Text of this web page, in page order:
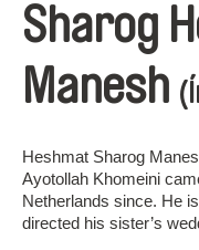
Sharog
Manesh
Heshmat Sharog
Ayotollah Khomeini
Netherlands since. He
directed his sister’s